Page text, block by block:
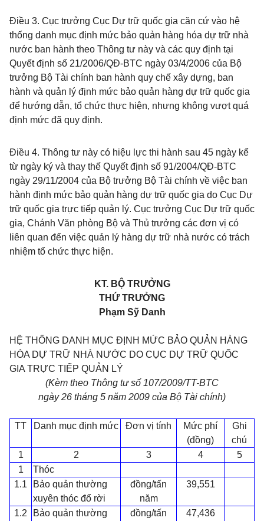
Điều 3. Cục trưởng Cục Dự trữ quốc gia căn cứ vào hệ
thống danh mục định mức bảo quản hàng hóa dự trữ nhà
nước ban hành theo Thông tư này và các quy định tại
Quyết định số 21/2006/QĐ-BTC ngày 03/4/2006 của Bộ
trưởng Bộ Tài chính ban hành quy chế xây dựng, ban
hành và quản lý định mức bảo quản hàng dự trữ quốc gia
để hướng dẫn, tổ chức thực hiện, nhưng không vượt quá
định mức đã quy định.
Điều 4. Thông tư này có hiệu lực thi hành sau 45 ngày kể
từ ngày ký và thay thế Quyết định số 91/2004/QĐ-BTC
ngày 29/11/2004 của Bộ trưởng Bộ Tài chính về việc ban
hành định mức bảo quản hàng dự trữ quốc gia do Cục Dự
trữ quốc gia trực tiếp quản lý. Cục trưởng Cục Dự trữ quốc
gia, Chánh Văn phòng Bộ và Thủ trưởng các đơn vị có
liên quan đến việc quản lý hàng dự trữ nhà nước có trách
nhiệm tổ chức thực hiện.
KT. BỘ TRƯỞNG
THỨ TRƯỞNG
Phạm Sỹ Danh
HỆ THỐNG DANH MỤC ĐỊNH MỨC BẢO QUẢN HÀNG
HÓA DỰ TRỮ NHÀ NƯỚC DO CỤC DỰ TRỮ QUỐC
GIA TRỰC TIẾP QUẢN LÝ
(Kèm theo Thông tư số 107/2009/TT-BTC
ngày 26 tháng 5 năm 2009 của Bộ Tài chính)
TT Danh mục định mức Đơn vị tính
Mức phí
(đồng)
Ghi
chú
1
2 3 4
5
1
Thóc
1.1
Bảo quản thường
xuyên thóc đổ rời
đồng/tấn
năm
39,551
1.2
Bảo quản thường
đồng/tấn
47,436